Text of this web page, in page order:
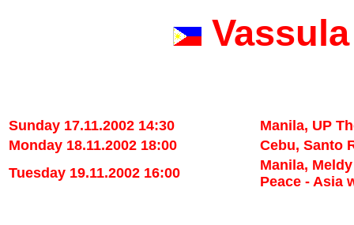
Sunday 17.11.2002 14:30
Manila, UP
Monday 18.11.2002 18:00
Cebu, Santo
Tuesday 19.11.2002 16:00
Manila,
Peace - Asia